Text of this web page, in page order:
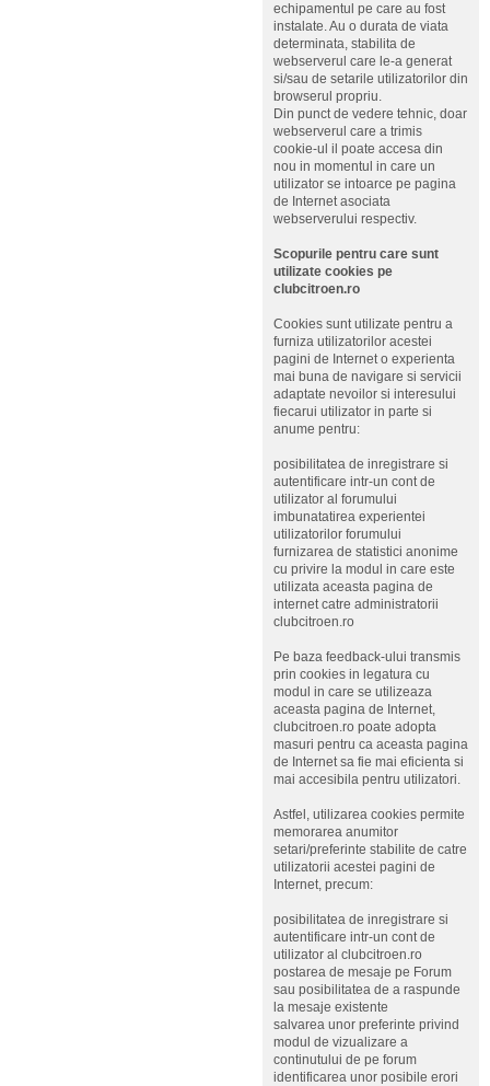
echipamentul pe care au fost
instalate. Au o durata de viata
determinata, stabilita de
webserverul care le-a generat
si/sau de setarile utilizatorilor din
browserul propriu.
Din punct de vedere tehnic, doar
webserverul care a trimis
cookie-ul il poate accesa din
nou in momentul in care un
utilizator se intoarce pe pagina
de Internet asociata
webserverului respectiv.
Scopurile pentru care sunt
utilizate cookies pe
clubcitroen.ro
Cookies sunt utilizate pentru a
furniza utilizatorilor acestei
pagini de Internet o experienta
mai buna de navigare si servicii
adaptate nevoilor si interesului
fiecarui utilizator in parte si
anume pentru:
posibilitatea de inregistrare si
autentificare intr-un cont de
utilizator al forumului
imbunatatirea experientei
utilizatorilor forumului
furnizarea de statistici anonime
cu privire la modul in care este
utilizata aceasta pagina de
internet catre administratorii
clubcitroen.ro
Pe baza feedback-ului transmis
prin cookies in legatura cu
modul in care se utilizeaza
aceasta pagina de Internet,
clubcitroen.ro poate adopta
masuri pentru ca aceasta pagina
de Internet sa fie mai eficienta si
mai accesibila pentru utilizatori.
Astfel, utilizarea cookies permite
memorarea anumitor
setari/preferinte stabilite de catre
utilizatorii acestei pagini de
Internet, precum:
posibilitatea de inregistrare si
autentificare intr-un cont de
utilizator al clubcitroen.ro
postarea de mesaje pe Forum
sau posibilitatea de a raspunde
la mesaje existente
salvarea unor preferinte privind
modul de vizualizare a
continutului de pe forum
identificarea unor posibile erori